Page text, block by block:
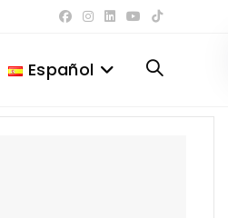
Español Alternar